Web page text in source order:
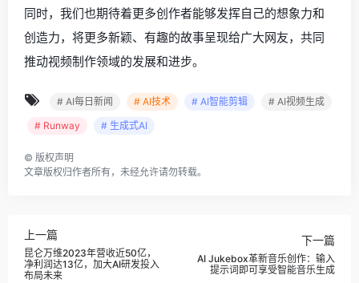
同时，我们也期待着更多创作者能够发挥自己的想象力和
创造力，将更多新颖、有趣的故事呈现给广大网友，共同
推动视频制作领域的发展和进步。
# AI每日新闻 # AI技术 # AI智能剪辑
# AI视频生成
# Runway
# 生成式AI
© 版权声明
文章版权归作者所有，未经允许请勿转载。
上一篇
昆仑万维2023年营收近50亿，
净利润达13亿，加大AI研发投入
布局未来
下一篇
AI Jukebox革新音乐创作：输入
提示词即可享受智能音乐生成